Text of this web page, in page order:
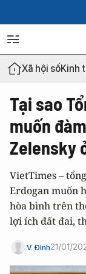
Xã hội sốKinh
Tại sao
muốn
Zelensky
VietTimes –
Erdogan muốn
hòa bình trên
lợi ích đất đai,
V. Đỉnh21/01/